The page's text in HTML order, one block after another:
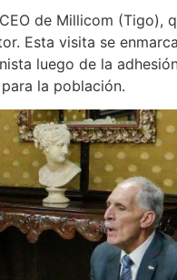
de Millicom (Tigo),
Esta visita se
luego de la
la población.